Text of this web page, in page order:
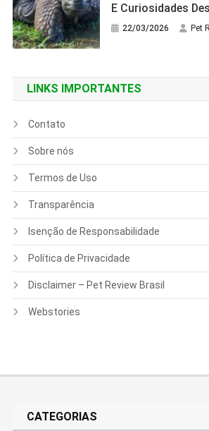
E Curiosidades
22/03/2026 Pet
LINKS IMPORTANTES
Contato
Sobre nós
Termos de Uso
Transparência
Isenção de Responsabilidade
Política de Privacidade
Disclaimer – Pet Review Brasil
Webstories
CATEGORIAS